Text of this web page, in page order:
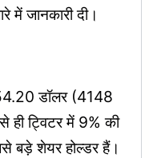
में जानकारी दी।
डॉलर (4148
ही ट्विटर में 9% की
बड़े शेयर होल्डर हैं।